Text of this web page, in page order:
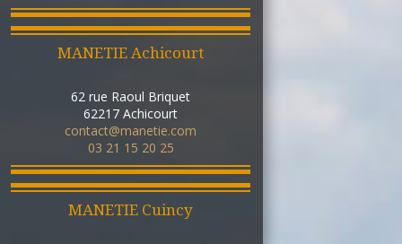
MANETIE Achicourt
62 rue Raoul Briquet
62217 Achicourt
contact@manetie.com
03 21 15 20 25
MANETIE Cuincy